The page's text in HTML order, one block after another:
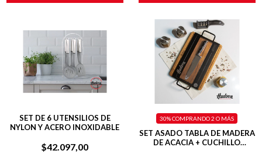
SET DE 6 UTENSILIOS DE
NYLON Y ACERO INOXIDABLE
$42.097,00
SET ASADO TABLA DE MADERA
DE ACACIA + CUCHILLO
30%COMPRANDO 2 O MÁS